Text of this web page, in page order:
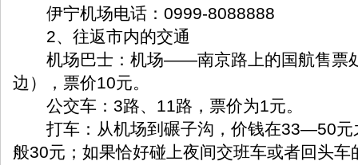
伊宁机场电话：0999-8088888
2、往返市内的交通
机场巴士：机场——南京路上的国航售票
边），票价10元。
公交车：3路、11路，票价为1元。
打车：从机场到碾子沟，价钱在33—50元
般30元；如果恰好碰上夜间交班车或者回头车